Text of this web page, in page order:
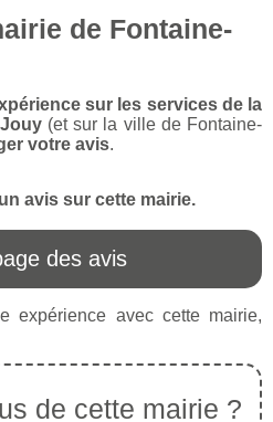
de Fontaine-
sur les services de la
(et sur la ville de Fontaine-
votre avis.
avis sur cette mairie.
des avis
expérience avec cette mairie,
de cette mairie ?